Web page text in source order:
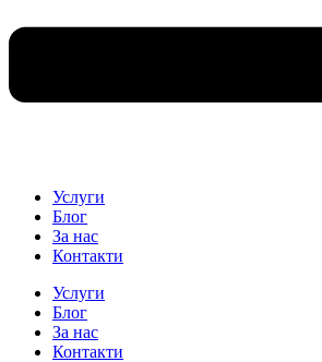
Услуги
Блог
За нас
Контакти
Услуги
Блог
За нас
Контакти